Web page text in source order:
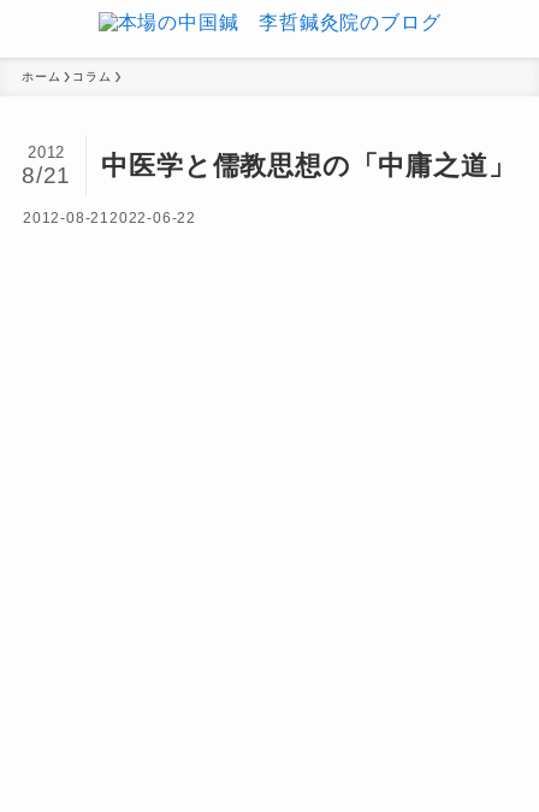
ホーム コラム
中医学と儒教思想の「中庸之道」
2012
8/21
2012-08-212022-06-22